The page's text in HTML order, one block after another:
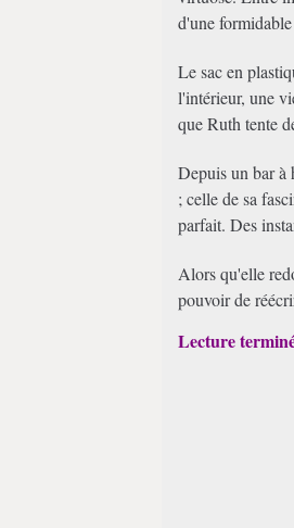
d'une
Le sac en
l'intérieur, une
que Ruth tente
Depuis un bar à
; celle de sa
parfait. Des
Alors qu'elle
pouvoir de
Lecture